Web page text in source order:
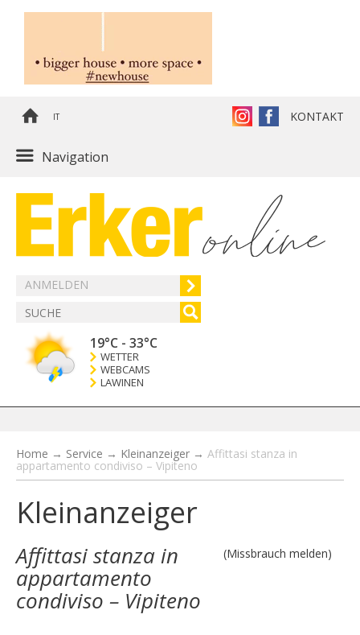
IT KONTAKT
Navigation
ANMELDEN
19°C - 33°C
WETTER
WEBCAMS
LAWINEN
Home → Service → Kleinanzeiger → Affittasi stanza in
appartamento condiviso – Vipiteno
Kleinanzeiger
Affittasi stanza in
appartamento
condiviso – Vipiteno
(Missbrauch melden)